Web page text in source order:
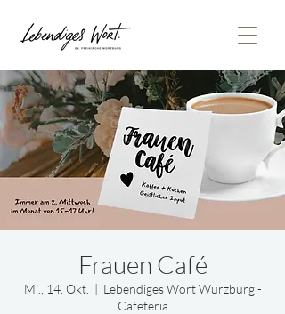
Frauen Café
Mi., 14. Okt.
  |
Lebendiges Wort Würzburg -
Cafeteria